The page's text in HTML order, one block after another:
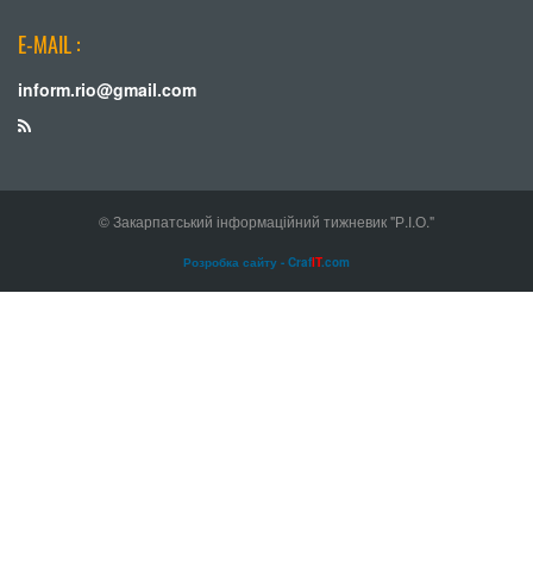
E-MAIL :
inform.rio@gmail.com
© Закарпатський інформаційний тижневик "Р.І.О."
Розробка сайту - CrafIT.com